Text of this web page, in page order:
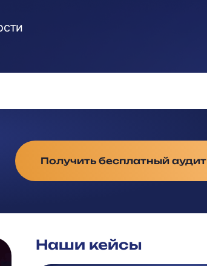
Получить бесплатный аудит
Наши кейсы